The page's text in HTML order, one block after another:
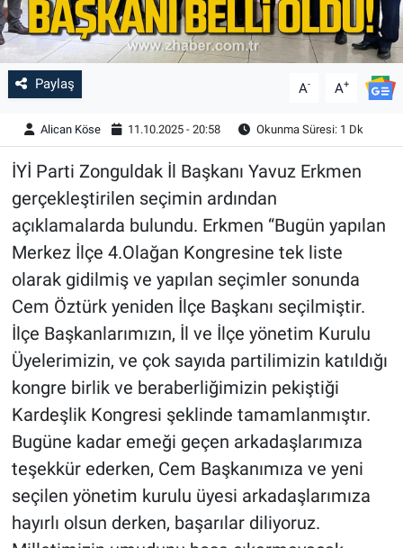
Paylaş A- A+
Alican Köse 11.10.2025 - 20:58 Okunma Süresi: 1 Dk
İYİ Parti Zonguldak İl Başkanı Yavuz Erkmen
gerçekleştirilen seçimin ardından
açıklamalarda bulundu. Erkmen “Bugün yapılan
Merkez İlçe 4.Olağan Kongresine tek liste
olarak gidilmiş ve yapılan seçimler sonunda
Cem Öztürk yeniden İlçe Başkanı seçilmiştir.
İlçe Başkanlarımızın, İl ve İlçe yönetim Kurulu
Üyelerimizin, ve çok sayıda partilimizin katıldığı
kongre birlik ve beraberliğimizin pekiştiği
Kardeşlik Kongresi şeklinde tamamlanmıştır.
Bugüne kadar emeği geçen arkadaşlarımıza
teşekkür ederken, Cem Başkanımıza ve yeni
seçilen yönetim kurulu üyesi arkadaşlarımıza
hayırlı olsun derken, başarılar diliyoruz.